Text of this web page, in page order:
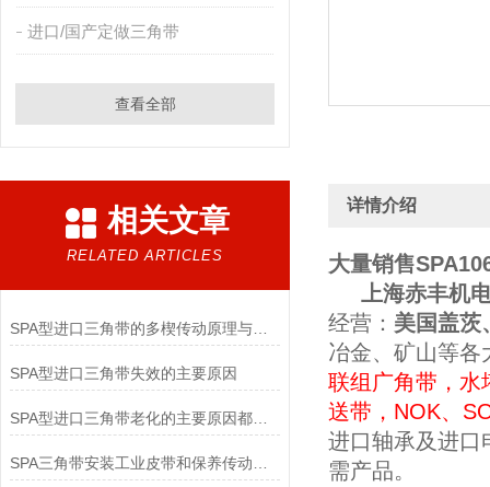
进口/国产定做三角带
查看全部
相关文章
RELATED ARTICLES
SPA型进口三角带的多楔传动原理与紧凑空间驱动实践
SPA型进口三角带失效的主要原因
SPA型进口三角带老化的主要原因都有哪些呢？
详情介绍
大量销售
上海赤丰机电
经营 ： 美国盖茨
冶金、矿山等
联组广角带，水
送带 ， NOK、
进口轴承及进口
需产品。